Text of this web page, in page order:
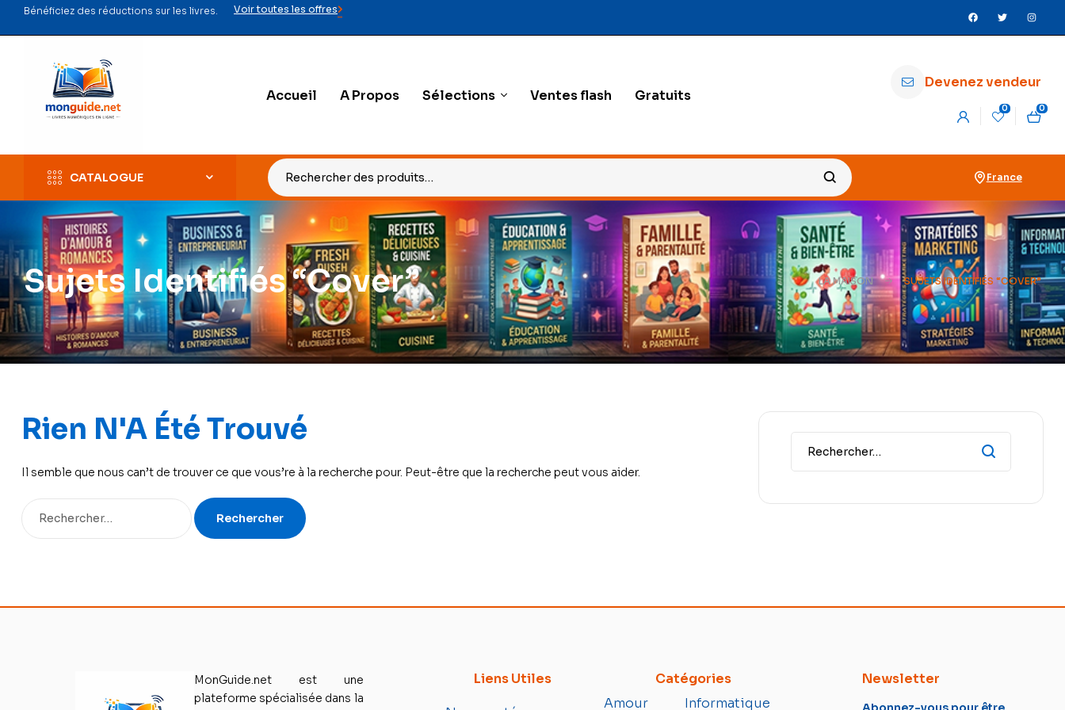
Bénéficiez des réductions sur les livres. Voir toutes les offres
Accueil A Propos Sélections Ventes flash Gratuits
Devenez vendeur
0 0
CATALOGUE France
Sujets Identifiés “cover” LA MAISON SUJETS IDENTIFIÉS “COVER”
Rien N'A Été Trouvé
Il semble que nous can’t de trouver ce que vous’re à la recherche pour. Peut-être que la recherche peut vous aider.
MonGuide.net est une
plateforme spécialisée dans la
Liens Utiles
Catégories
Amour
Informatique
Newsletter